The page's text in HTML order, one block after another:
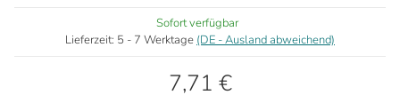
Sofort verfügbar
Lieferzeit: 5 - 7 Werktage (DE - Ausland abweichend)
7,71 €